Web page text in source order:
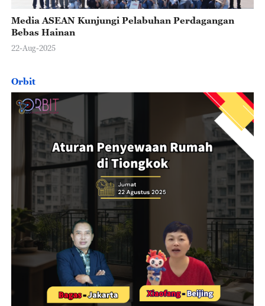
Media ASEAN Kunjungi Pelabuhan Perdagangan
Bebas Hainan
22-Aug-2025
Orbit